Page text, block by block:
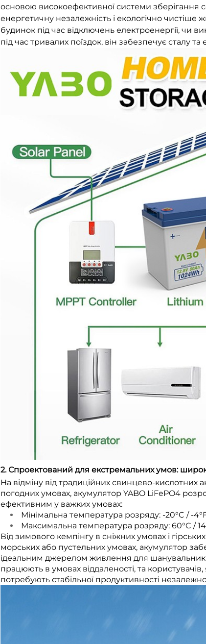
основою високоефективної системи зберігання
енергетичну незалежність і екологічно
будинок під час відключень електроенергії, чи
під час тривалих поїздок, він забезпечує сталу
2. Спроектований для екстремальних умов:
На відміну від традиційних свинцево-кислотних
погодних умовах, акумулятор YABO LiFePO4
ефективним у важких умовах:
Мінімальна температура розряду: -20°C / -
Максимальна температура розряду: 60°C /
Від зимового кемпінгу в сніжних умовах і
морських або пустельних умовах, акумулятор
ідеальним джерелом живлення для
працюють в умовах віддаленості, та
потребують стабільної продуктивності